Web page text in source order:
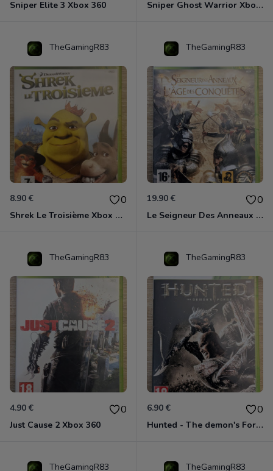
Sniper Elite 3 Xbox 360 Sniper Ghost Warrior Xbox 360
TheGamingR83
8.90 € 0
Shrek Le Troisième Xbox 360
TheGamingR83
19.90 € 0
Le Seigneur Des Anneaux - L'âge Des Conquêtes Xbox 360
TheGamingR83
4.90 € 0
Just Cause 2 Xbox 360
TheGamingR83
6.90 € 0
Hunted - The demon's Forge Xbox 360 (Complet CIB)
TheGamingR83 TheGamingR83